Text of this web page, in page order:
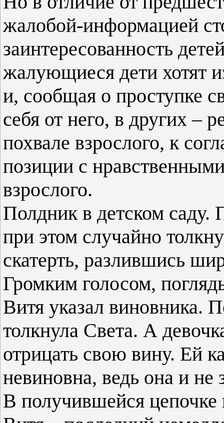
жалобой-информацией
заинтересованность
жалующиеся дети хотят
и, сообщая о проступке
себя от него, в других –
похвале взрослого, к
позиции с
взрослого.
Полдник в детском саду.
при этом случайно
скатерть, разлившись
Громким голосом,
Витя указал виновника.
толкнула Света. А
отрицать свою вину. Ей
невиновна, ведь она и не
В получившейся цепочке